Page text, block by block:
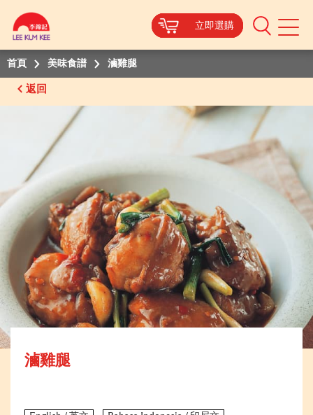
立即選購
Mobile
立即選購
立即選購
立即選購
首頁 美味食譜 滷雞腿
返回
滷雞腿